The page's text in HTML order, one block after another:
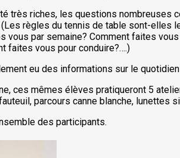
très riches, les questions nombreuses
règles du tennis de table sont-elles
vous par semaine? Comment faites
faites vous pour conduire?….)
eu des informations sur le
ces mêmes élèves pratiqueront 5
parcours canne blanche, lunettes
des participants.